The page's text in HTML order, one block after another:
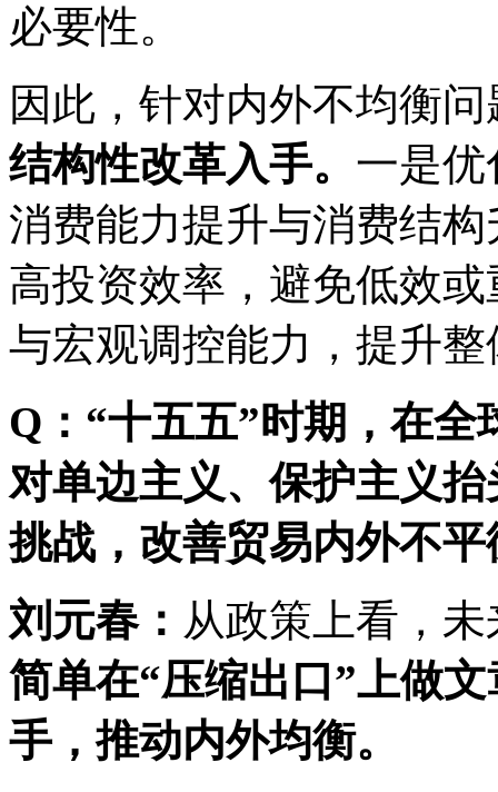
必要性。
因此，针对内外不均衡问
结构性改革入手。 一是
消费能力提升与消费结
高投资效率，避免低效
与宏观调控能力，提升
Q：“十五五”时期，在
对单边主义、保护主义
挑战，改善贸易内外不平
刘元春： 从政策上看，
简单在“压缩出口”上做
手，推动内外均衡。